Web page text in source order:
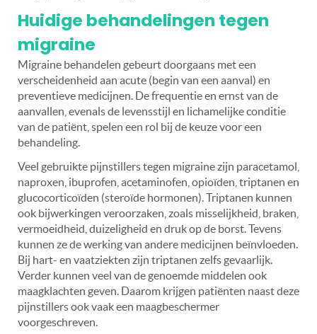
Huidige behandelingen tegen
migraine
Migraine behandelen gebeurt doorgaans met een
verscheidenheid aan acute (begin van een aanval) en
preventieve medicijnen. De frequentie en ernst van de
aanvallen, evenals de levensstijl en lichamelijke conditie
van de patiënt, spelen een rol bij de keuze voor een
behandeling.
Veel gebruikte pijnstillers tegen migraine zijn paracetamol,
naproxen, ibuprofen, acetaminofen, opioïden, triptanen en
glucocorticoïden (steroïde hormonen). Triptanen kunnen
ook bijwerkingen veroorzaken, zoals misselijkheid, braken,
vermoeidheid, duizeligheid en druk op de borst. Tevens
kunnen ze de werking van andere medicijnen beïnvloeden.
Bij hart- en vaatziekten zijn triptanen zelfs gevaarlijk.
Verder kunnen veel van de genoemde middelen ook
maagklachten geven. Daarom krijgen patiënten naast deze
pijnstillers ook vaak een maagbeschermer
voorgeschreven.